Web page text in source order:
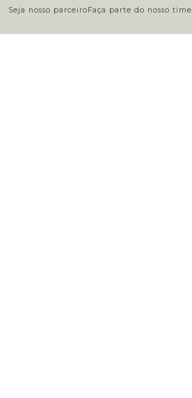
Seja nosso parceiroFaça parte do nosso time